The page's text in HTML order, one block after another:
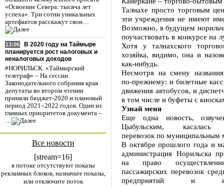
«Освоение Севера: тысяча лет
успеха». Три сотни уникальных
артефактов расскажут свои…
13:05
В 2020 году на Таймыре
планируется рост налоговых и
неналоговых доходов
#НОРИЛЬСК. «Таймырский
телеграф» – На сессии
Законодательного собрания края
депутаты во втором чтении
приняли бюджет-2020 и плановый
период 2021–2022 годов. Один из
главных приоритетов документа –
…
Все новости
[stream=16]
в потоке отсутствуют показы
рекламных блоков, назначьте показы,
или отключите поток
Талнахе просто торговым
эти учреждения не имеют
Возможно, в будущем
поучаствовать в конкурсе на
Хотя у талнахского
хозяйка, видимо, она и
как-нибудь.
Несмотря на смену
по-прежнему: и билетные
движения автобусов, и
в том числе и буфеты с
Узнай меня
Еще одна новость,
Цыбульским, касалась
перевозок по
В октябре прошлого года и
администрация Норильска
на право
пассажирских перевозок
предприятий и